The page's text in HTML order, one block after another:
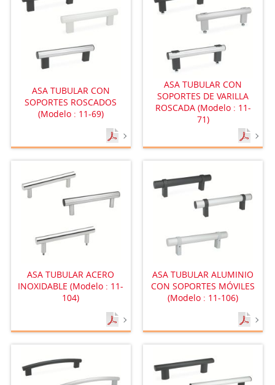
ASA TUBULAR CON
SOPORTES ROSCADOS
(Modelo : 11-69)
ASA TUBULAR CON
SOPORTES DE VARILLA
ROSCADA (Modelo : 11-
71)
ASA TUBULAR ACERO
INOXIDABLE (Modelo : 11-
104)
ASA TUBULAR ALUMINIO
CON SOPORTES MÓVILES
(Modelo : 11-106)